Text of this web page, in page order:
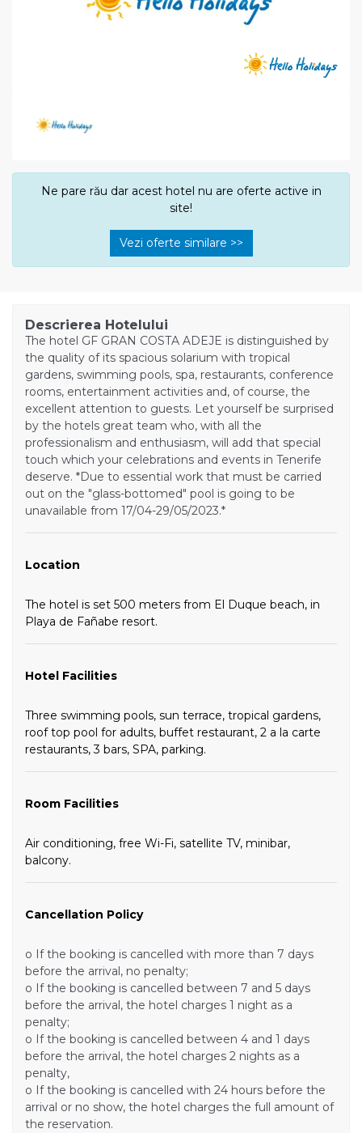
Ne pare rău dar acest hotel nu are oferte active in
site!
Vezi oferte similare >>
Descrierea Hotelului
The hotel GF GRAN COSTA ADEJE is distinguished by
the quality of its spacious solarium with tropical
gardens, swimming pools, spa, restaurants, conference
rooms, entertainment activities and, of course, the
excellent attention to guests. Let yourself be surprised
by the hotels great team who, with all the
professionalism and enthusiasm, will add that special
touch which your celebrations and events in Tenerife
deserve. *Due to essential work that must be carried
out on the "glass-bottomed" pool is going to be
unavailable from 17/04-29/05/2023.*
Location
The hotel is set 500 meters from El Duque beach, in
Playa de Fañabe resort.
Hotel Facilities
Three swimming pools, sun terrace, tropical gardens,
roof top pool for adults, buffet restaurant, 2 a la carte
restaurants, 3 bars, SPA, parking.
Room Facilities
Air conditioning, free Wi-Fi, satellite TV, minibar,
balcony.
Cancellation Policy
o If the booking is cancelled with more than 7 days
before the arrival, no penalty;
o If the booking is cancelled between 7 and 5 days
before the arrival, the hotel charges 1 night as a
penalty;
o If the booking is cancelled between 4 and 1 days
before the arrival, the hotel charges 2 nights as a
penalty,
o If the booking is cancelled with 24 hours before the
arrival or no show, the hotel charges the full amount of
the reservation.